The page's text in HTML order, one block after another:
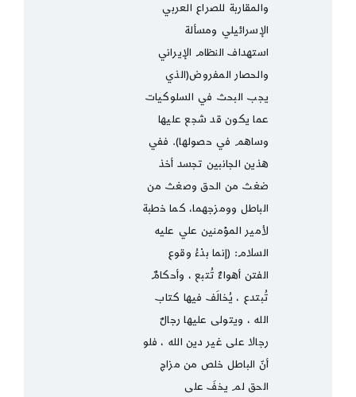
والمقاربة للصراع العربي
الإسرائيلي ومسألة
استهداف النظام الإيراني
والحصار المفروض(الذي
يجب البحث في السلوكيات
عما يكون قد شجع عليها
وساهم في حصولها). ففي
هذين الجانبين تجسد أخذ
ضغث من الحق وصغث من
الباطل وومزجهما، كما خطبة
لأمير المؤمنين علي عليه
السلام: (إنما بدْءُ وقوع
الفتن أهواءٌ تُتبع ، وأحكامٌ
تُبتدع ، يُخالَف فيها كتاب
الله ، ويتولى عليها رجالٌ
رجالا على غير دين الله ، فلو
أنّ الباطل خلص من مزاج
الحق لم يخفَ على